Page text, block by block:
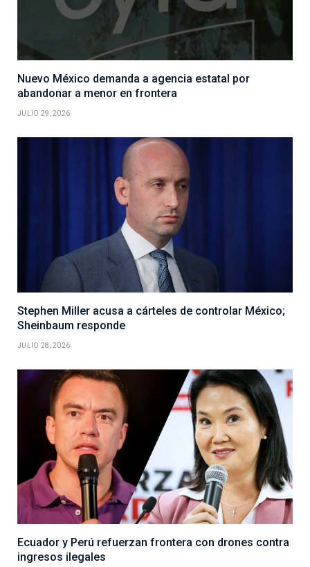
Nuevo México demanda a agencia estatal por
abandonar a menor en frontera
JULIO 29, 2026
Stephen Miller acusa a cárteles de controlar México;
Sheinbaum responde
JULIO 28, 2026
Ecuador y Perú refuerzan frontera con drones contra
ingresos ilegales